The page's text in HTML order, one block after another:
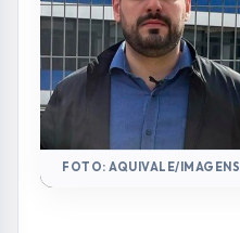
FOTO: AQUIVALE/IMAGENS